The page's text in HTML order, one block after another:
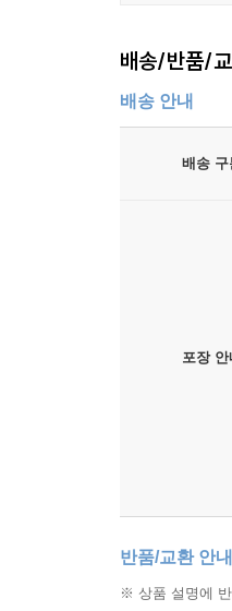
배송/반품/
배송 안내
배송 구
포장 안
반품/교환 안내
※ 상품 설명에